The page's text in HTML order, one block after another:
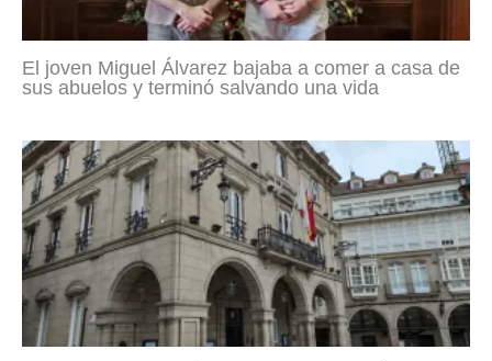
El joven Miguel Álvarez bajaba a comer a casa de
sus abuelos y terminó salvando una vida